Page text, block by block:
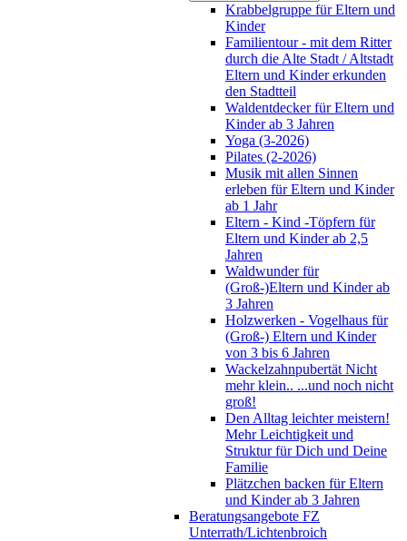
Krabbelgruppe für Eltern und
Kinder
Familientour - mit dem Ritter
durch die Alte Stadt / Altstadt
Eltern und Kinder erkunden
den Stadtteil
Waldentdecker für Eltern und
Kinder ab 3 Jahren
Yoga (3-2026)
Pilates (2-2026)
Musik mit allen Sinnen
erleben für Eltern und Kinder
ab 1 Jahr
Eltern - Kind -Töpfern für
Eltern und Kinder ab 2,5
Jahren
Waldwunder für
(Groß-)Eltern und Kinder ab
3 Jahren
Holzwerken - Vogelhaus für
(Groß-) Eltern und Kinder
von 3 bis 6 Jahren
Wackelzahnpubertät Nicht
mehr klein.. ...und noch nicht
groß!
Den Alltag leichter meistern!
Mehr Leichtigkeit und
Struktur für Dich und Deine
Familie
Plätzchen backen für Eltern
und Kinder ab 3 Jahren
Beratungsangebote FZ
Unterrath/Lichtenbroich